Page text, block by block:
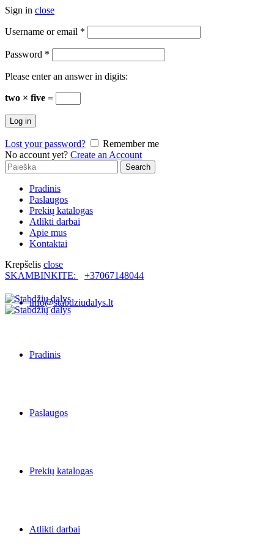
Sign in close
Username or email *
Password *
Please enter an answer in digits:
two × five =
Log in
Lost your password?
Remember me
No account yet? Create an Account
Search
for:
Search
Pradinis
Paslaugos
Prekių katalogas
Atlikti darbai
Apie mus
Kontaktai
Krepšelis close
SKAMBINKITE:
+37067148044
info@stabdziudalys.lt
Pradinis
Paslaugos
Prekių katalogas
Atlikti darbai